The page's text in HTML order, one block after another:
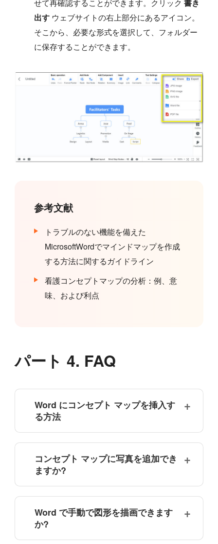
せて再確認することができます。クリック 書き
出す ウェブサイトの右上部分にあるアイコン。
そこから、必要な形式を選択して、フォルダー
に保存することができます。
参考文献
トラブルのない機能を備えた
MicrosoftWordでマインドマップを作成
する方法に関するガイドライン
看護コンセプトマップの分析：例、意
味、および利点
パート 4. FAQ
Word にコンセプト マップを挿入す
る方法
コンセプト マップに写真を追加でき
ますか?
Word で手動で図形を描画できます
か?